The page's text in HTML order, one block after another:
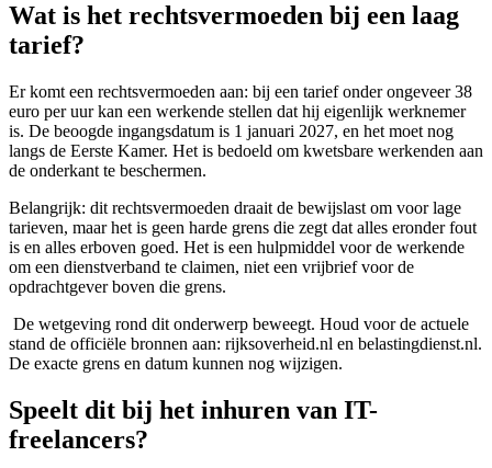
Wat is het rechtsvermoeden bij een laag
tarief?
Er komt een rechtsvermoeden aan: bij een tarief onder ongeveer 38
euro per uur kan een werkende stellen dat hij eigenlijk werknemer
is. De beoogde ingangsdatum is 1 januari 2027, en het moet nog
langs de Eerste Kamer. Het is bedoeld om kwetsbare werkenden aan
de onderkant te beschermen.
Belangrijk: dit rechtsvermoeden draait de bewijslast om voor lage
tarieven, maar het is geen harde grens die zegt dat alles eronder fout
is en alles erboven goed. Het is een hulpmiddel voor de werkende
om een dienstverband te claimen, niet een vrijbrief voor de
opdrachtgever boven die grens.
De wetgeving rond dit onderwerp beweegt. Houd voor de actuele
stand de officiële bronnen aan: rijksoverheid.nl en belastingdienst.nl.
De exacte grens en datum kunnen nog wijzigen.
Speelt dit bij het inhuren van IT-
freelancers?